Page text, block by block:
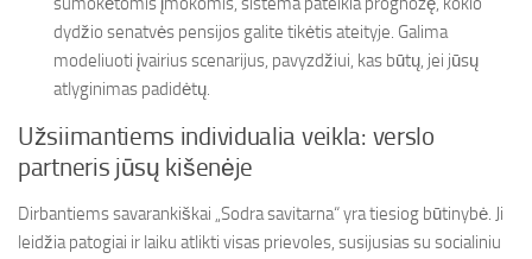
dydžio senatvės pensijos galite tikėtis ateityje. Galima
modeliuoti įvairius scenarijus, pavyzdžiui, kas būtų, jei jūsų
atlyginimas padidėtų.
Užsiimantiems individualia veikla: verslo
partneris jūsų kišenėje
Dirbantiems savarankiškai „Sodra savitarna“ yra tiesiog būtinybė. Ji
leidžia patogiai ir laiku atlikti visas prievoles, susijusias su socialiniu